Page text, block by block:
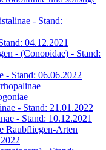
- Stand:
04.12.2021
- (Conopidae) - Stand:
- Stand: 06.06.2022
- Stand: 21.01.2022
- Stand: 10.12.2021
Raubfliegen-Arten